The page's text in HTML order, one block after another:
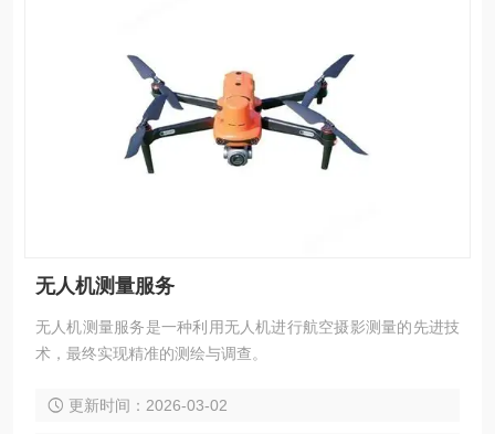
无人机测量服务
无人机测量服务是一种利用无人机进行航空摄影测量的先进技
术，最终实现精准的测绘与调查。
更新时间：2026-03-02